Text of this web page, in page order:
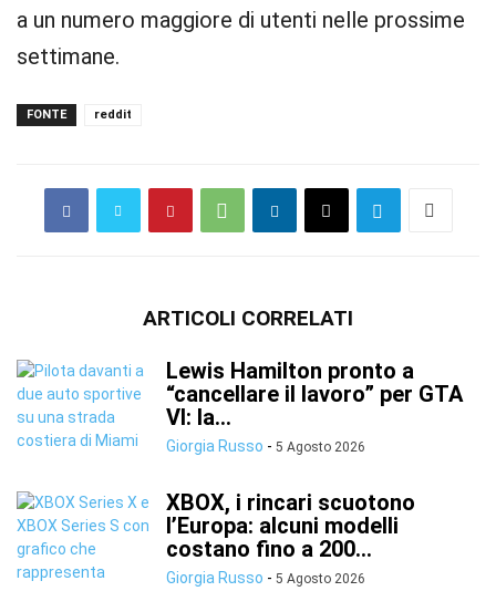
a un numero maggiore di utenti nelle prossime
settimane.
FONTE reddit
ARTICOLI CORRELATI
Lewis Hamilton pronto a
“cancellare il lavoro” per GTA
VI: la...
Giorgia Russo - 5 Agosto 2026
XBOX, i rincari scuotono
l’Europa: alcuni modelli
costano fino a 200...
Giorgia Russo - 5 Agosto 2026